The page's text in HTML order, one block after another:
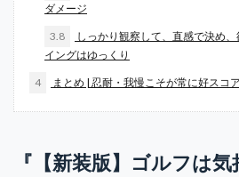
ダメージ
3.8
しっかり観察して、直感で決め
イングはゆっくり
4 まとめ | 忍耐・我慢こそが常に好スコ
『【新装版】ゴルフは